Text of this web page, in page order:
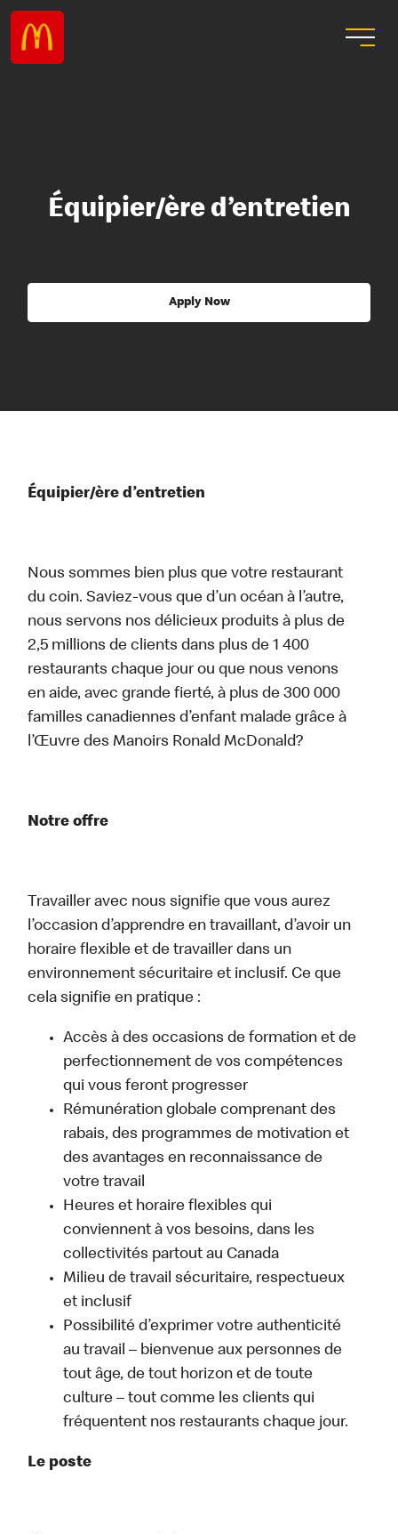
Équipier/ère d’entretien
Apply Now
Équipier/ère d’entretien
Nous sommes bien plus que votre restaurant
du coin. Saviez-vous que d’un océan à l’autre,
nous servons nos délicieux produits à plus de
2,5 millions de clients dans plus de 1 400
restaurants chaque jour ou que nous venons
en aide, avec grande fierté, à plus de 300 000
familles canadiennes d’enfant malade grâce à
l’Œuvre des Manoirs Ronald McDonald?
Notre offre
Travailler avec nous signifie que vous aurez
l’occasion d’apprendre en travaillant, d’avoir un
horaire flexible et de travailler dans un
environnement sécuritaire et inclusif. Ce que
cela signifie en pratique :
Accès à des occasions de formation et de
perfectionnement de vos compétences
qui vous feront progresser
Rémunération globale comprenant des
rabais, des programmes de motivation et
des avantages en reconnaissance de
votre travail
Heures et horaire flexibles qui
conviennent à vos besoins, dans les
collectivités partout au Canada
Milieu de travail sécuritaire, respectueux
et inclusif
Possibilité d’exprimer votre authenticité
au travail – bienvenue aux personnes de
tout âge, de tout horizon et de toute
culture – tout comme les clients qui
fréquentent nos restaurants chaque jour.
Le poste